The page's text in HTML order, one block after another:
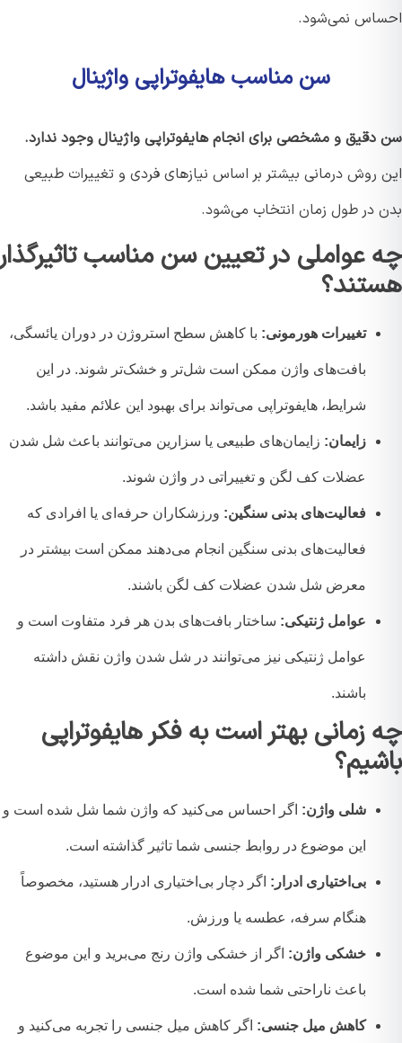
نمی‌شود.
سن مناسب هایفوتراپی واژینال
و مشخصی برای انجام هایفوتراپی واژینال وجود ندارد.
روش درمانی بیشتر بر اساس نیازهای فردی و تغییرات طبیعی
در طول زمان انتخاب می‌شود.
عواملی در تعیین سن مناسب تاثیرگذار
تغییرات هورمونی:با کاهش سطح استروژن در دوران یائسگی،
بافت‌های واژن ممکن است شل‌تر و خشک‌تر شوند. در این
شرایط، هایفوتراپی می‌تواند برای بهبود این علائم مفید باشد.
زایمان:زایمان‌های طبیعی یا سزارین می‌توانند باعث شل شدن
عضلات کف لگن و تغییراتی در واژن شوند.
فعالیت‌های بدنی سنگین:ورزشکاران حرفه‌ای یا افرادی که
فعالیت‌های بدنی سنگین انجام می‌دهند ممکن است بیشتر در
معرض شل شدن عضلات کف لگن باشند.
عوامل ژنتیکی:ساختار بافت‌های بدن هر فرد متفاوت است و
عوامل ژنتیکی نیز می‌توانند در شل شدن واژن نقش داشته
باشند.
زمانی بهتر است به فکر هایفوتراپی
شلی واژن: اگر احساس می‌کنید که واژن شما شل شده است و
این موضوع در روابط جنسی شما تاثیر گذاشته است.
بی‌اختیاری ادرار: اگر دچار بی‌اختیاری ادرار هستید، مخصوصاً
هنگام سرفه، عطسه یا ورزش.
خشکی واژن: اگر از خشکی واژن رنج می‌برید و این موضوع
باعث ناراحتی شما شده است.
کاهش میل جنسی:اگر کاهش میل جنسی را تجربه می‌کنید و